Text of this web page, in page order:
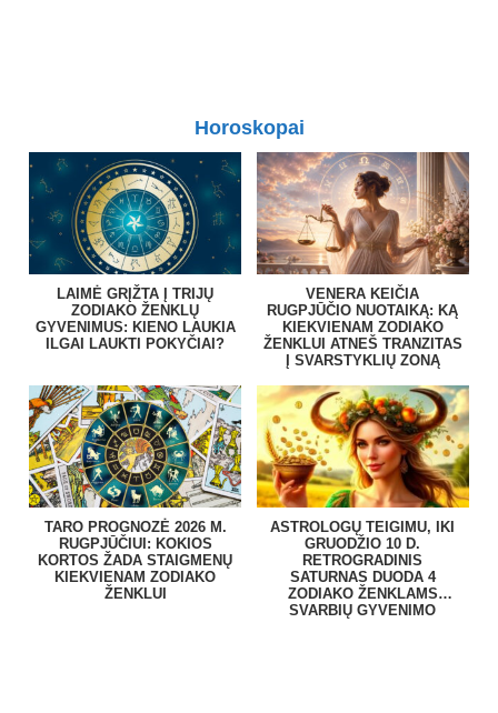
Horoskopai
LAIMĖ GRĮŽTA Į TRIJŲ
ZODIAKO ŽENKLŲ
GYVENIMUS: KIENO LAUKIA
ILGAI LAUKTI POKYČIAI?
VENERA KEIČIA
RUGPJŪČIO NUOTAIKĄ: KĄ
KIEKVIENAM ZODIAKO
ŽENKLUI ATNEŠ TRANZITAS
Į SVARSTYKLIŲ ZONĄ
TARO PROGNOZĖ 2026 M.
RUGPJŪČIUI: KOKIOS
KORTOS ŽADA STAIGMENŲ
KIEKVIENAM ZODIAKO
ŽENKLUI
ASTROLOGŲ TEIGIMU, IKI
GRUODŽIO 10 D.
RETROGRADINIS
SATURNAS DUODA 4
ZODIAKO ŽENKLAMS
SVARBIŲ GYVENIMO